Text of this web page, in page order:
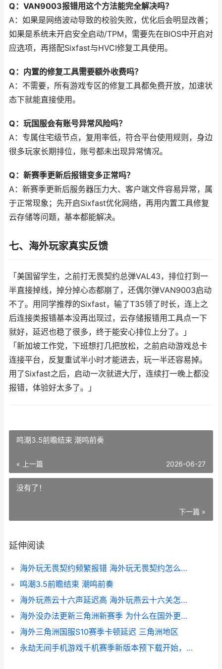
Q：VAN9003报错用这个方法能完全解决吗？
A：如果是网络波动导致的校验失败，优化后会明显改善；
如果是系统未开启安全启动/TPM，需要先在BIOS中开启对
应选项，再搭配Sixfast与HVCI修复工具使用。
Q：内置的修复工具需要额外收费吗？
A：不需要，所有游戏专区的修复工具都免费开放，加速状
态下就能直接使用。
Q：玩国服会有账号异常风险吗？
A：专属住宅级节点，复用率低，符合平台使用规则，身边
很多玩家长期排位，账号都未出现异常情况。
Q：新赛季更新后报错变多正常吗？
A：新赛季更新后服务器压力大、客户端文件容易异常，属
于正常现象；先开启Sixfast优化网络，再用内置工具修复
云存储等问题，基本都能解决。
七、海外玩家真实反馈
「美国留学生，之前打无畏契约总弹VAL43，排位打到一
半直接掉线，掉分掉心态都崩了，还偶尔弹VAN9003启动
不了。用同学推荐的Sixfast，输了T35领了时长，连上之
后连接类报错基本没再出现过，云存储报错用工具点一下
就好，延迟也稳了很多，终于能安心排位上分了。」
「新加坡工作党，下班想打几把放松，之前启动游戏总卡
连接平台，反复重试半小时才能进去，玩一半还容易掉。
用了Sixfast之后，启动一次就进大厅，连续打一晚上都没
报错，体验好太多了。」
鸣潮3.5前瞻结束 潮鸣前奏
« 上一篇 2026-06-27
没有了！
下一篇 »
延伸阅读
海外玩无畏契约频繁报错 海外玩无畏契约怎么实名认证
鸣潮3.5前瞻结束 潮鸣前奏
海外玩燕云十六声延迟高 海外玩燕云十六关怎么玩
海外没办法更新三角洲新赛季 为什么在国外更新不了抖音
海外三角洲国服S10赛季卡顿延迟 三角洲地区
永劫无间手机游戏千机赛季新版本预下载开始，海外玩家预下载卡住不动如何办 永劫无间手机版